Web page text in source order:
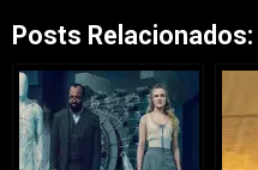
Posts Relacionados: